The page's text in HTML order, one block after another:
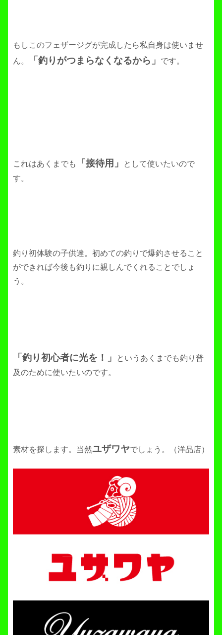
もしこのフェザージグが完成したら私自身は使いませ
ん。
「釣りがつまらなくなるから」 です。
これはあくまでも 「接待用」
として使いたいので
す。
釣り初体験の子供達。初めての釣りで爆釣させること
ができれば今後も釣りに親しんでくれることでしょ
う。
「釣り初心者に光を！」
というあくまでも釣り普
及のために使いたいのです。
素材を探します。当然ユザワヤでしょう。（洋品店）